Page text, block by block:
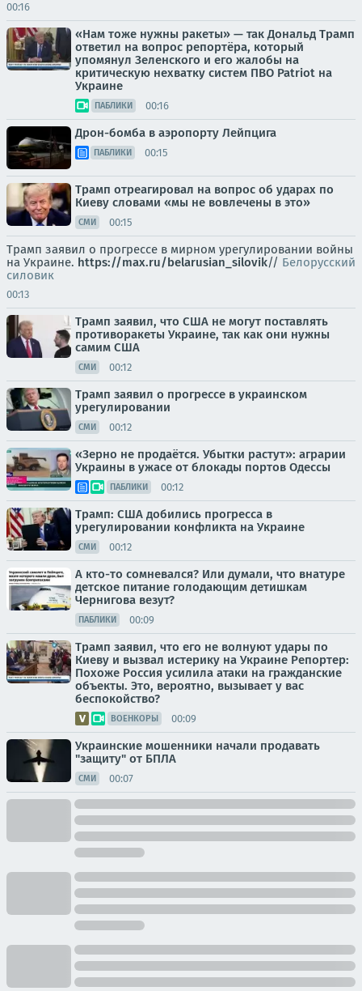
00:16
«Нам тоже нужны ракеты» — так Дональд Трамп
ответил на вопрос репортёра, который
упомянул Зеленского и его жалобы на
критическую нехватку систем ПВО Patriot на
Украине
ПАБЛИКИ 00:16
Дрон-бомба в аэропорту Лейпцига
ПАБЛИКИ 00:15
Трамп отреагировал на вопрос об ударах по
Киеву словами «мы не вовлечены в это»
СМИ 00:15
Трамп заявил о прогрессе в мирном урегулировании войны
на Украине. https://max.ru/belarusian_silovik// Белорусский
силовик
00:13
Трамп заявил, что США не могут поставлять
противоракеты Украине, так как они нужны
самим США
СМИ 00:12
Трамп заявил о прогрессе в украинском
урегулировании
СМИ 00:12
«Зерно не продаётся. Убытки растут»: аграрии
Украины в ужасе от блокады портов Одессы
ПАБЛИКИ 00:12
Трамп: США добились прогресса в
урегулировании конфликта на Украине
СМИ 00:12
А кто-то сомневался? Или думали, что внатуре
детское питание голодающим детишкам
Чернигова везут?
ПАБЛИКИ 00:09
Трамп заявил, что его не волнуют удары по
Киеву и вызвал истерику на Украине Репортер:
Похоже Россия усилила атаки на гражданские
объекты. Это, вероятно, вызывает у вас
беспокойство?
ВОЕНКОРЫ 00:09
Украинские мошенники начали продавать
"защиту" от БПЛА
СМИ 00:07